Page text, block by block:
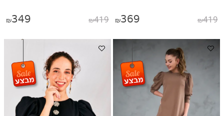
₪419
₪369
₪419
₪349